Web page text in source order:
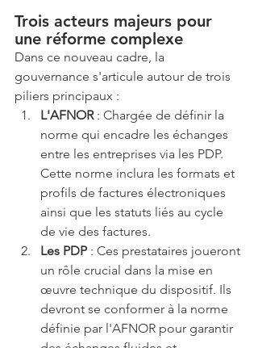
Trois acteurs majeurs pour
une réforme complexe
Dans ce nouveau cadre, la
gouvernance s'articule autour de trois
piliers principaux :
L'AFNOR : Chargée de définir la
norme qui encadre les échanges
entre les entreprises via les PDP.
Cette norme inclura les formats et
profils de factures électroniques
ainsi que les statuts liés au cycle
de vie des factures.
Les PDP : Ces prestataires joueront
un rôle crucial dans la mise en
œuvre technique du dispositif. Ils
devront se conformer à la norme
définie par l'AFNOR pour garantir